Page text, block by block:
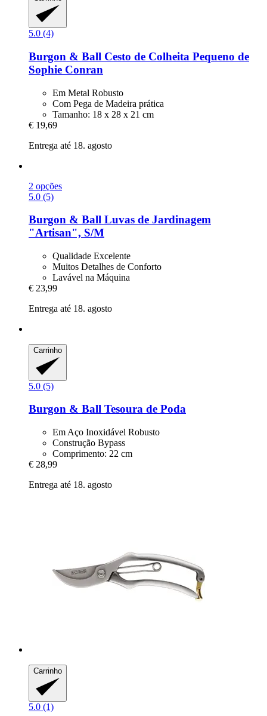
5.0 (4)
Burgon & Ball Cesto de Colheita Pequeno de
Sophie Conran
Em Metal Robusto
Com Pega de Madeira prática
Tamanho: 18 x 28 x 21 cm
€ 19,69
Entrega até 18. agosto
2 opções
5.0 (5)
Burgon & Ball Luvas de Jardinagem
"Artisan", S/M
Qualidade Excelente
Muitos Detalhes de Conforto
Lavável na Máquina
€ 23,99
Entrega até 18. agosto
Carrinho
5.0 (5)
Burgon & Ball Tesoura de Poda
Em Aço Inoxidável Robusto
Construção Bypass
Comprimento: 22 cm
€ 28,99
Entrega até 18. agosto
Carrinho
5.0 (1)